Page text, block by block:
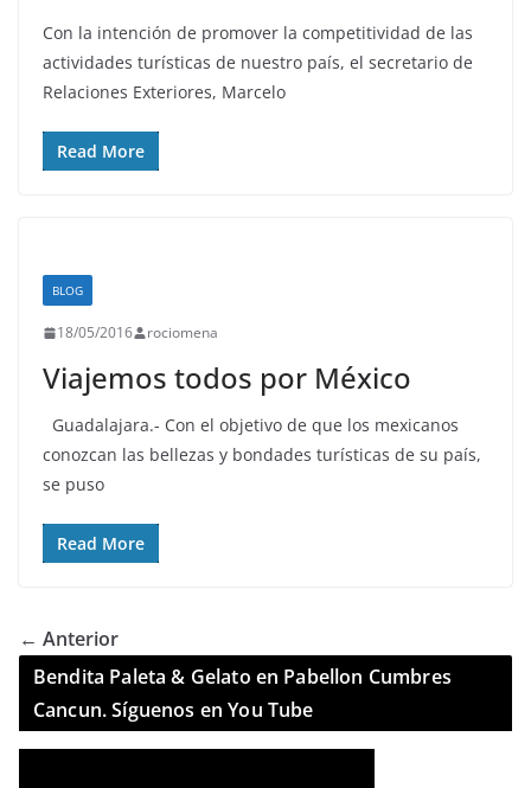
Con la intención de promover la competitividad de las
actividades turísticas de nuestro país, el secretario de
Relaciones Exteriores, Marcelo
Read More
BLOG
18/05/2016 rociomena
Viajemos todos por México
Guadalajara.- Con el objetivo de que los mexicanos
conozcan las bellezas y bondades turísticas de su país,
se puso
Read More
← Anterior
Bendita Paleta & Gelato en Pabellon Cumbres
Cancun. Síguenos en You Tube